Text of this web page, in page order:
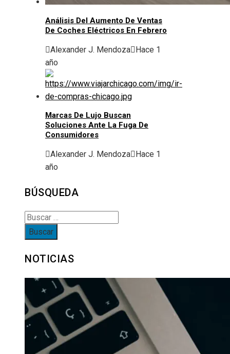
Análisis Del Aumento De Ventas
De Coches Eléctricos En Febrero
Alexander J. Mendoza
Hace 1
año
Marcas De Lujo Buscan
Soluciones Ante La Fuga De
Consumidores
Alexander J. Mendoza
Hace 1
año
BÚSQUEDA
Buscar:
NOTICIAS